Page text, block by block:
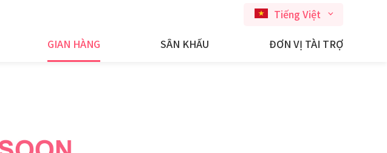
Tiếng Việt
GIAN HÀNG SÂN KHẤU ĐƠN VỊ TÀI TRỢ